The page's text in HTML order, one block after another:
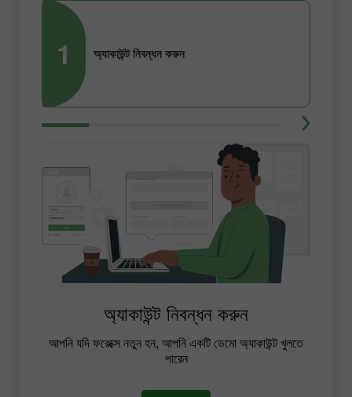
1 অ্যাকাউন্ট নিবন্ধন করুন
অ্যাকাউন্ট নিবন্ধন করুন
আপনি যদি ফরেক্সে নতুন হন, আপনি একটি ডেমো অ্যাকাউন্ট খুলতে
পারেন